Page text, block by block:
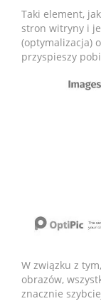
Taki element,
stron witryny i
(optymalizacja)
przyspieszy
W związku z
obrazów,
znacznie